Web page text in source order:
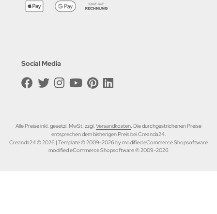
Social Media
Alle Preise inkl. gesetzl. MwSt. zzgl. Versandkosten. Die durchgestrichenen Preise
entsprechen dem bisherigen Preis bei Creanda24.
Creanda24 © 2026 | Template © 2009-2026 by modified eCommerce Shopsoftware
modified eCommerce Shopsoftware © 2009-2026